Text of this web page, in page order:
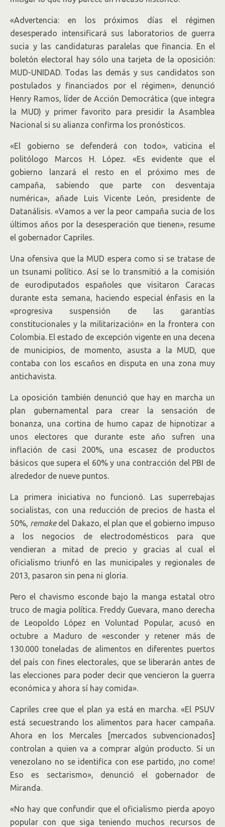
«Advertencia: en los próximos días el régimen
desesperado intensificará sus laboratorios de guerra
sucia y las candidaturas paralelas que financia. En el
boletón electoral hay sólo una tarjeta de la oposición:
MUD-UNIDAD. Todas las demás y sus candidatos son
postulados y financiados por el régimen», denunció
Henry Ramos, líder de Acción Democrática (que integra
la MUD) y primer favorito para presidir la Asamblea
Nacional si su alianza confirma los pronósticos.
«El gobierno se defenderá con todo», vaticina el
politólogo Marcos H. López. «Es evidente que el
gobierno lanzará el resto en el próximo mes de
campaña, sabiendo que parte con desventaja
numérica», añade Luis Vicente León, presidente de
Datanálisis. «Vamos a ver la peor campaña sucia de los
últimos años por la desesperación que tienen», resume
el gobernador Capriles.
Una ofensiva que la MUD espera como si se tratase de
un tsunami político. Así se lo transmitió a la comisión
de eurodiputados españoles que visitaron Caracas
durante esta semana, haciendo especial énfasis en la
«progresiva suspensión de las garantías
constitucionales y la militarización» en la frontera con
Colombia. El estado de excepción vigente en una decena
de municipios, de momento, asusta a la MUD, que
contaba con los escaños en disputa en una zona muy
antichavista.
La oposición también denunció que hay en marcha un
plan gubernamental para crear la sensación de
bonanza, una cortina de humo capaz de hipnotizar a
unos electores que durante este año sufren una
inflación de casi 200%, una escasez de productos
básicos que supera el 60% y una contracción del PBI de
alrededor de nueve puntos.
La primera iniciativa no funcionó. Las superrebajas
socialistas, con una reducción de precios de hasta el
50%, remakedel Dakazo, el plan que el gobierno impuso
a los negocios de electrodomésticos para que
vendieran a mitad de precio y gracias al cual el
oficialismo triunfó en las municipales y regionales de
2013, pasaron sin pena ni gloria.
Pero el chavismo esconde bajo la manga estatal otro
truco de magia política. Freddy Guevara, mano derecha
de Leopoldo López en Voluntad Popular, acusó en
octubre a Maduro de «esconder y retener más de
130.000 toneladas de alimentos en diferentes puertos
del país con fines electorales, que se liberarán antes de
las elecciones para poder decir que vencieron la guerra
económica y ahora sí hay comida».
Capriles cree que el plan ya está en marcha. «El PSUV
está secuestrando los alimentos para hacer campaña.
Ahora en los Mercales [mercados subvencionados]
controlan a quien va a comprar algún producto. Si un
venezolano no se identifica con ese partido, ¡no come!
Eso es sectarismo», denunció el gobernador de
Miranda.
«No hay que confundir que el oficialismo pierda apoyo
popular con que siga teniendo muchos recursos de